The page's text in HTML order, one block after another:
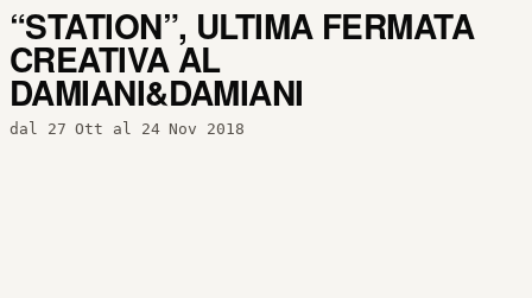
“STATION”, ULTIMA FERMATA
CREATIVA AL
DAMIANI&DAMIANI
dal 27 Ott al 24 Nov 2018